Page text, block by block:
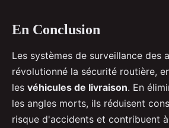
En Conclusion
Les systèmes de surveillance des
révolutionné la sécurité routière,
les véhicules de livraison. En
les angles morts, ils réduisent
risque d'accidents et contribuent